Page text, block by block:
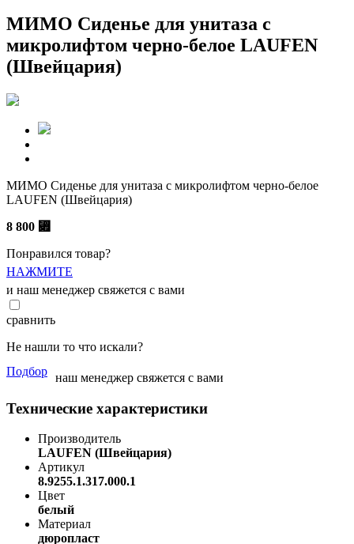
МИМО Сиденье для унитаза с
микролифтом черно-белое LAUFEN
(Швейцария)
МИМО Сиденье для унитаза с микролифтом черно-белое
LAUFEN (Швейцария)
8 800 ⃏
Понравился товар?
НАЖМИТЕ
и наш менеджер свяжется с вами
сравнить
Не нашли то что искали?
Подбор наш менеджер свяжется с вами
Технические характеристики
Производитель
LAUFEN (Швейцария)
Артикул
8.9255.1.317.000.1
Цвет
белый
Материал
дюропласт